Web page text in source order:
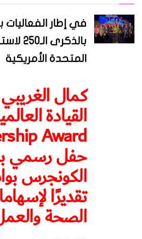
في إطار الفعاليات
بالذكرى
المتحدة الأمريكية
كمال
حفل رسمي
الكونجرس
تقديرًا
الصحة